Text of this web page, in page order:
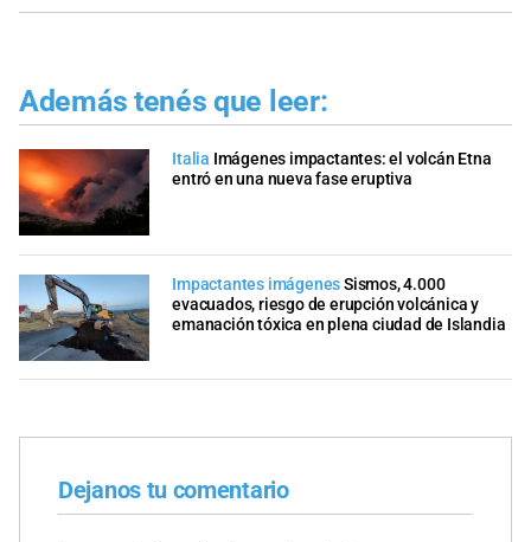
Además tenés que leer:
Italia Imágenes impactantes: el volcán Etna
entró en una nueva fase eruptiva
Impactantes imágenesSismos, 4.000
evacuados, riesgo de erupción volcánica y
emanación tóxica en plena ciudad de Islandia
Dejanos tu comentario